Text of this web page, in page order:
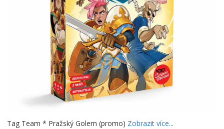
Tag Team * Pražský Golem (promo) Zobrazit více...